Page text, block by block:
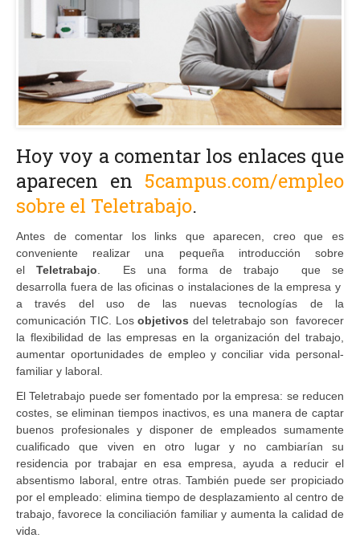
Hoy voy a comentar los enlaces que
aparecen en 5campus.com/empleo
sobre el Teletrabajo.
Antes de comentar los links que aparecen, creo que es
conveniente realizar una pequeña introducción sobre
elTeletrabajo . Es una forma de trabajo que se
desarrolla fuera de las oficinas o instalaciones de la empresa y
a través del uso de las nuevas tecnologías de la
comunicación TIC. Losobjetivos del teletrabajo son favorecer
la flexibilidad de las empresas en la organización del trabajo,
aumentar oportunidades de empleo y conciliar vida personal-
familiar y laboral.
El Teletrabajo puede ser fomentado por la empresa: se reducen
costes, se eliminan tiempos inactivos, es una manera de captar
buenos profesionales y disponer de empleados sumamente
cualificado que viven en otro lugar y no cambiarían su
residencia por trabajar en esa empresa, ayuda a reducir el
absentismo laboral, entre otras. También puede ser propiciado
por el empleado: elimina tiempo de desplazamiento al centro de
trabajo, favorece la conciliación familiar y aumenta la calidad de
vida.